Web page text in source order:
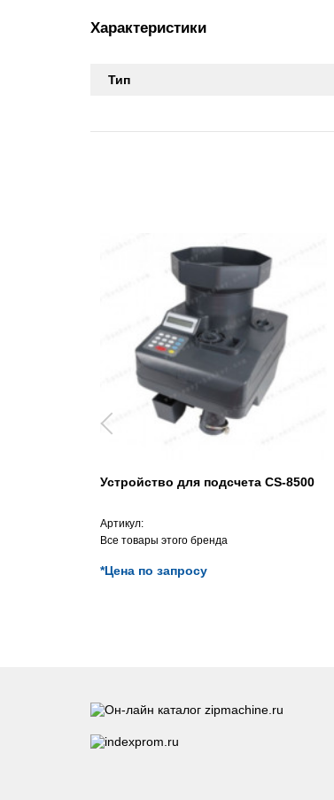
Характеристики
Тип
Устройство для подсчета CS-8500
Артикул:
Все товары этого бренда
*Цена по запросу